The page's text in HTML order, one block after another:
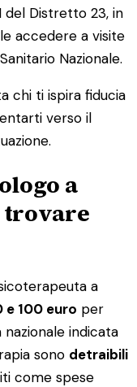
del Distretto 23, in
accedere a visite
Nazionale.
chi ti ispira fiducia
verso il
a
trovare
a
e 100 euro per
indicata
sono detraibili
come spese